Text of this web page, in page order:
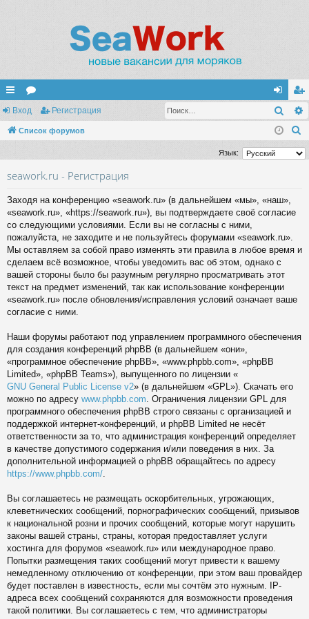
с
ы
и
ор
ум
хо
д
ег
ис
тр
Вход Регистрация
Список форумов
и
Язык:
seawork.ru - Регистрация
Заходя на конференцию «seawork.ru» (в дальнейшем «мы», «наш»,
«seawork.ru», «https://seawork.ru»), вы подтверждаете своё согласие
со следующими условиями. Если вы не согласны с ними,
пожалуйста, не заходите и не пользуйтесь форумами «seawork.ru».
Мы оставляем за собой право изменять эти правила в любое время и
сделаем всё возможное, чтобы уведомить вас об этом, однако с
вашей стороны было бы разумным регулярно просматривать этот
текст на предмет изменений, так как использование конференции
«seawork.ru» после обновления/исправления условий означает ваше
согласие с ними.
Наши форумы работают под управлением программного обеспечения
для создания конференций phpBB (в дальнейшем «они»,
«программное обеспечение phpBB», «www.phpbb.com», «phpBB
Limited», «phpBB Teams»), выпущенного по лицензии «
GNU General Public License v2» (в дальнейшем «GPL»). Скачать его
можно по адресу www.phpbb.com . Ограничения лицензии GPL для
программного обеспечения phpBB строго связаны с организацией и
поддержкой интернет-конференций, и phpBB Limited не несёт
ответственности за то, что администрация конференций определяет
в качестве допустимого содержания и/или поведения в них. За
дополнительной информацией о phpBB обращайтесь по адресу
https://www.phpbb.com/
Вы соглашаетесь не размещать оскорбительных, угрожающих,
клеветнических сообщений, порнографических сообщений, призывов
к национальной розни и прочих сообщений, которые могут нарушить
законы вашей страны, страны, которая предоставляет услуги
хостинга для форумов «seawork.ru» или международное право.
Попытки размещения таких сообщений могут привести к вашему
немедленному отключению от конференции, при этом ваш провайдер
будет поставлен в известность, если мы сочтём это нужным. IP-
адреса всех сообщений сохраняются для возможности проведения
такой политики. Вы соглашаетесь с тем, что администраторы